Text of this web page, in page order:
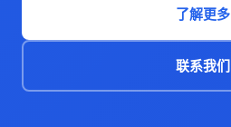
了解更多
联系我们